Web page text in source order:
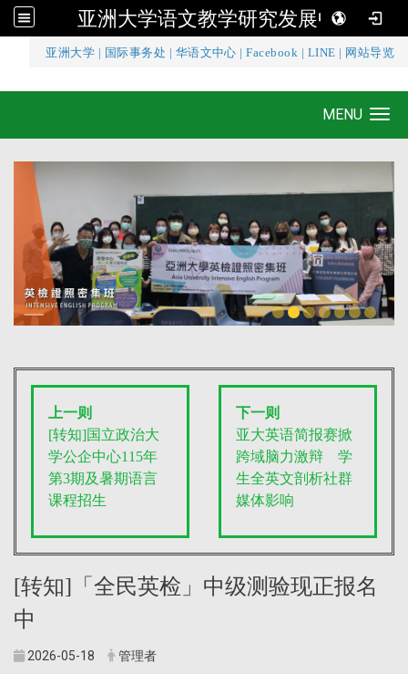
亚洲大学语文教学研究发展中心
亚洲大学 国际事务处 华语文中心 |Facebook LINE 网站导览
亚洲大学语文教学研究发展中心
MENU
上一则
[转知]国立政治大
学公企中心115年
第3期及暑期语言
课程招生
下一则
亚大英语简报赛掀
跨域脑力激辩 学
生全英文剖析社群
媒体影响
[转知]「全民英检」中级测验现正报名
中
2026-05-18 管理者